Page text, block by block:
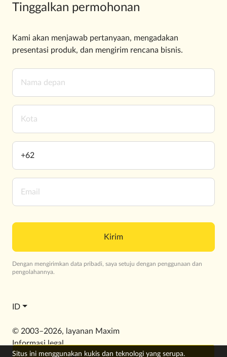
Tinggalkan permohonan
Kami akan menjawab pertanyaan, mengadakan
presentasi produk, dan mengirim rencana bisnis.
Kirim
Dengan mengirimkan data pribadi, saya setuju dengan penggunaan dan
pengolahannya.
ID
© 2003–2026, layanan Maxim
Informasi legal
Situs ini menggunakan kukis dan teknologi yang serupa.